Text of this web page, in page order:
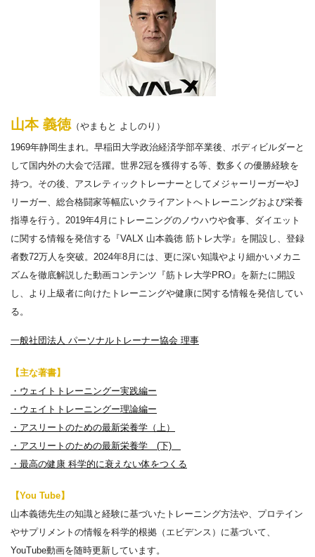
山本 義徳（やまもと よしのり）
1969年静岡生まれ。早稲田大学政治経済学部卒業後、ボディビルダーと
して国内外の大会で活躍。世界2冠を獲得する等、数多くの優勝経験を
持つ。その後、アスレティックトレーナーとしてメジャーリーガーやJ
リーガー、総合格闘家等幅広いクライアントへトレーニングおよび栄養
指導を行う。2019年4月にトレーニングのノウハウや食事、ダイエット
に関する情報を発信する『VALX 山本義徳 筋トレ大学』を開設し、登録
者数72万人を突破。2024年8月には、更に深い知識やより細かいメカニ
ズムを徹底解説した動画コンテンツ『筋トレ大学PRO』を新たに開設
し、より上級者に向けたトレーニングや健康に関する情報を発信してい
る。
一般社団法人 パーソナルトレーナー協会 理事
【主な著書】
・ウェイトトレーニングー実践編ー
・ウェイトトレーニングー理論編ー
・アスリートのための最新栄養学（上）
・アスリートのための最新栄養学 (下)
・最高の健康 科学的に衰えない体をつくる
【You Tube】
山本義徳先生の知識と経験に基づいたトレーニング方法や、プロテイン
やサプリメントの情報を科学的根拠（エビデンス）に基づいて、
YouTube動画を随時更新しています。